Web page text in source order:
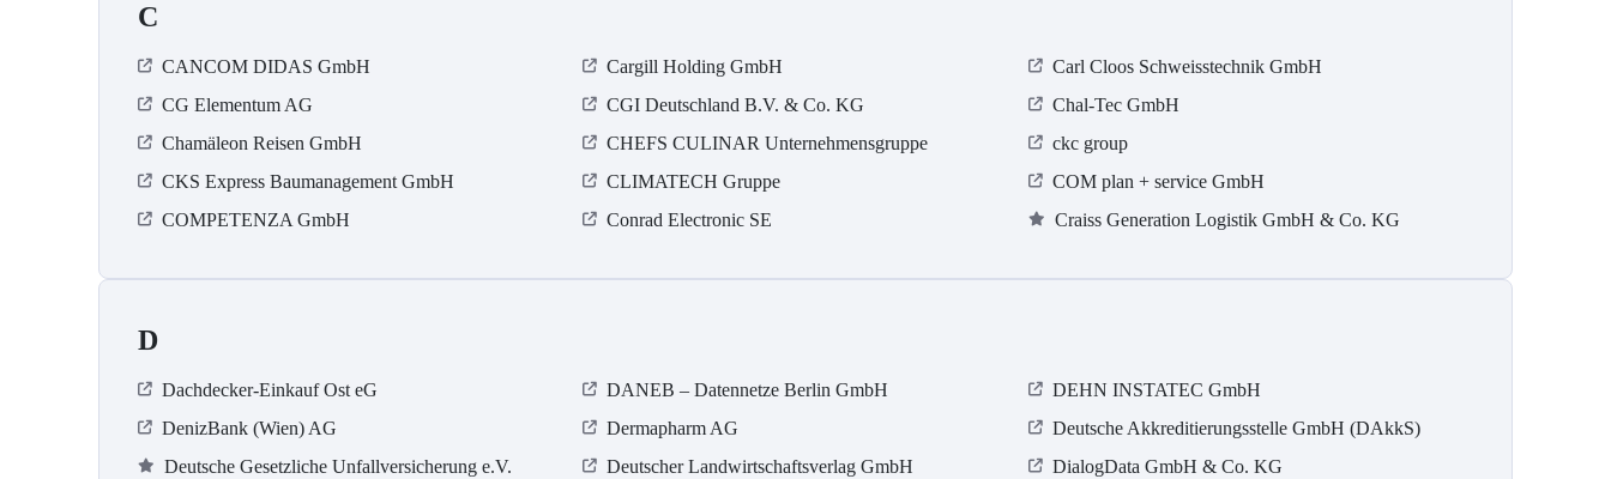
C
CANCOM DIDAS GmbH Cargill Holding GmbH
Carl Cloos Schweisstechnik GmbH
CG Elementum AG
CGI Deutschland B.V. & Co. KG
Chal-Tec GmbH
Chamäleon Reisen GmbH
CHEFS CULINAR Unternehmensgruppe
ckc group
CKS Express Baumanagement GmbH
CLIMATECH Gruppe
COM plan + service GmbH
COMPETENZA GmbH
Conrad Electronic SE Craiss Generation Logistik GmbH & Co. KG
D
Dachdecker-Einkauf Ost eG DANEB – Datennetze Berlin GmbH
DEHN INSTATEC GmbH
DenizBank (Wien) AG
Dermapharm AG
Deutsche Akkreditierungsstelle GmbH (DAkkS)
Deutsche Gesetzliche Unfallversicherung e.V.
Deutscher Landwirtschaftsverlag GmbH
DialogData GmbH & Co. KG